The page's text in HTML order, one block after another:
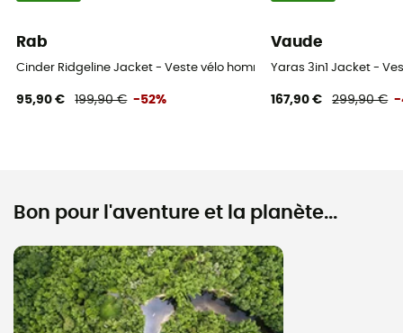
Rab
Cinder Ridgeline Jacket - Veste vélo homme
95,90 € 199,90 € -52%
Vaude
Yaras 3in1 Jacket -
167,90 € 299,90 € -
Bon pour l'aventure et la planète...